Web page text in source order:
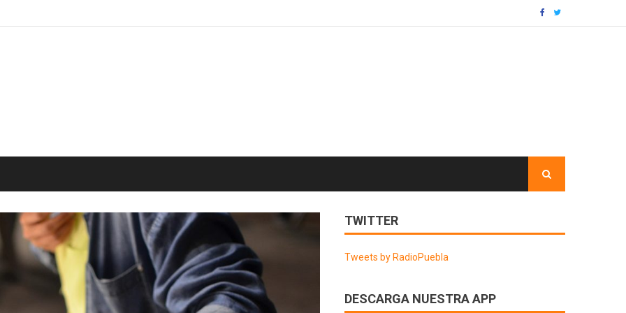
TWITTER
Tweets by RadioPuebla
DESCARGA NUESTRA APP